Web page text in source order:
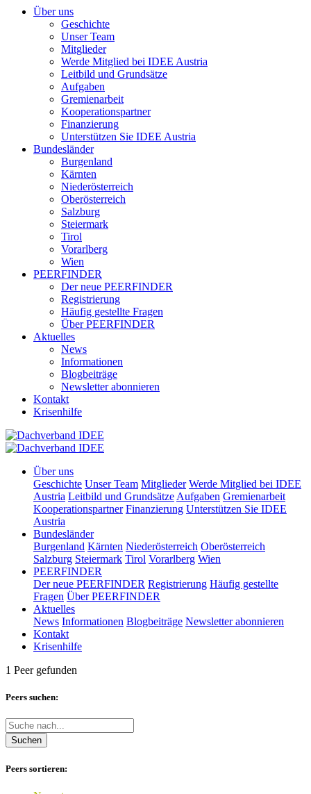
Über uns
Geschichte
Unser Team
Mitglieder
Werde Mitglied bei IDEE Austria
Leitbild und Grundsätze
Aufgaben
Gremienarbeit
Kooperationspartner
Finanzierung
Unterstützen Sie IDEE Austria
Bundesländer
Burgenland
Kärnten
Niederösterreich
Oberösterreich
Salzburg
Steiermark
Tirol
Vorarlberg
Wien
PEERFINDER
Der neue PEERFINDER
Registrierung
Häufig gestellte Fragen
Über PEERFINDER
Aktuelles
News
Informationen
Blogbeiträge
Newsletter abonnieren
Kontakt
Krisenhilfe
Über uns
Geschichte Unser Team Mitglieder Werde Mitglied bei IDEE
Austria Leitbild und Grundsätze Aufgaben Gremienarbeit
Kooperationspartner Finanzierung Unterstützen Sie IDEE
Austria
Bundesländer
Burgenland Kärnten Niederösterreich Oberösterreich
Salzburg Steiermark Tirol Vorarlberg Wien
PEERFINDER
Der neue PEERFINDER Registrierung Häufig gestellte
Fragen Über PEERFINDER
Aktuelles
News Informationen Blogbeiträge Newsletter abonnieren
Kontakt
Krisenhilfe
1 Peer gefunden
Peers suchen:
Suchen
Peers sortieren: